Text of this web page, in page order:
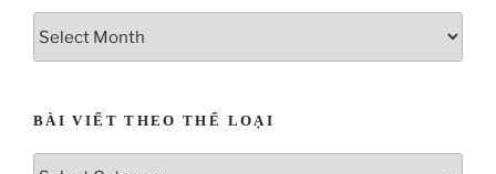
BÀI VIẾT THEO THỂ LOẠI